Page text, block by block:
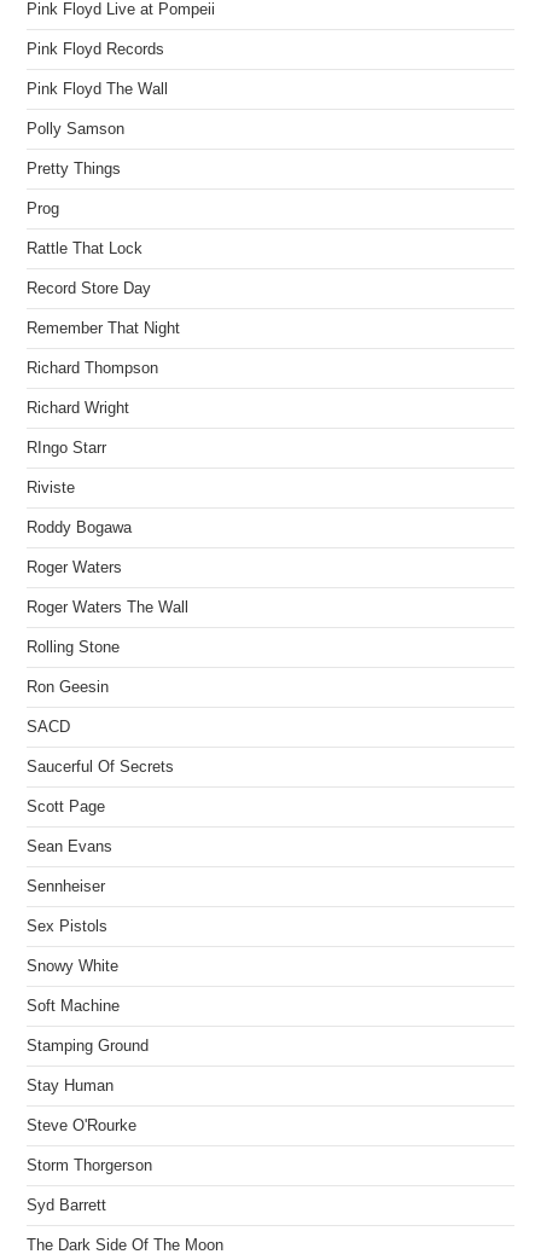
Pink Floyd Live at Pompeii
Pink Floyd Records
Pink Floyd The Wall
Polly Samson
Pretty Things
Prog
Rattle That Lock
Record Store Day
Remember That Night
Richard Thompson
Richard Wright
RIngo Starr
Riviste
Roddy Bogawa
Roger Waters
Roger Waters The Wall
Rolling Stone
Ron Geesin
SACD
Saucerful Of Secrets
Scott Page
Sean Evans
Sennheiser
Sex Pistols
Snowy White
Soft Machine
Stamping Ground
Stay Human
Steve O'Rourke
Storm Thorgerson
Syd Barrett
The Dark Side Of The Moon